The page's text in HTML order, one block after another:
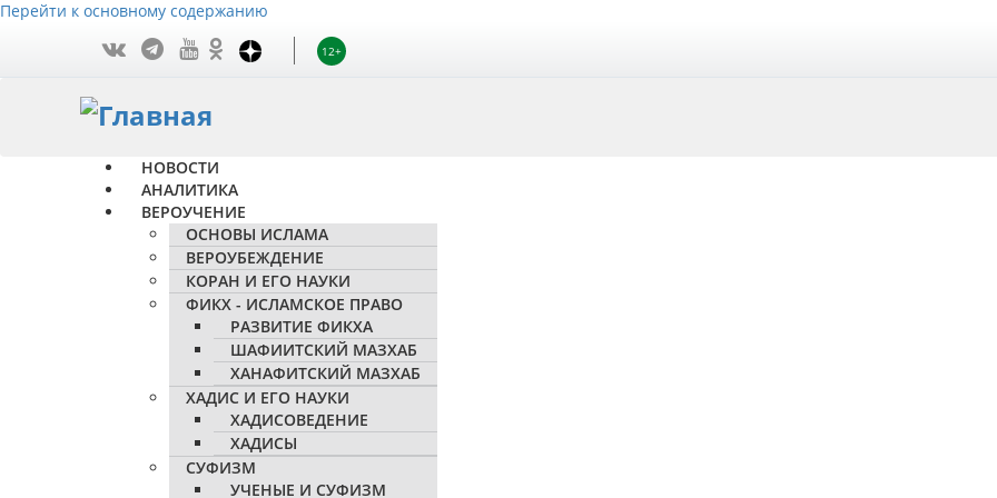
Перейти к основному содержанию
12+
НОВОСТИ
АНАЛИТИКА
ВЕРОУЧЕНИЕ
ОСНОВЫ ИСЛАМА
ВЕРОУБЕЖДЕНИЕ
КОРАН И ЕГО НАУКИ
ФИКХ - ИСЛАМСКОЕ ПРАВО
РАЗВИТИЕ ФИКХА
ШАФИИТСКИЙ МАЗХАБ
ХАНАФИТСКИЙ МАЗХАБ
ХАДИС И ЕГО НАУКИ
ХАДИСОВЕДЕНИЕ
ХАДИСЫ
СУФИЗМ
УЧЕНЫЕ И СУФИЗМ